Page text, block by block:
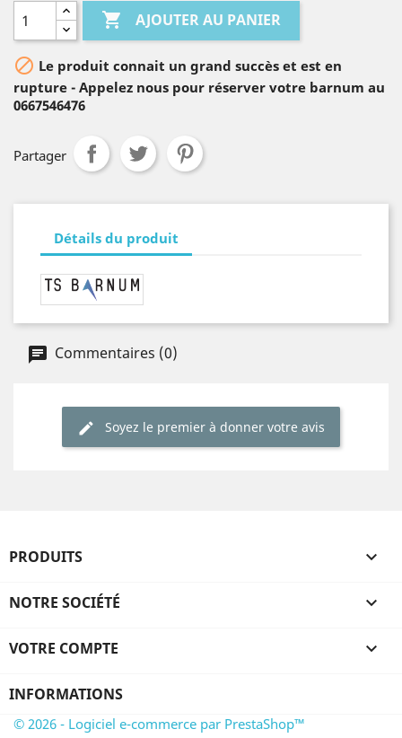
 AJOUTER AU PANIER
 Le produit connait un grand succès et est en
rupture - Appelez nous pour réserver votre barnum au
0667546476
Partager
Détails du produit
Commentaires (0)
Soyez le premier à donner votre avis
PRODUITS 
NOTRE SOCIÉTÉ 
VOTRE COMPTE 
INFORMATIONS
© 2026 - Logiciel e-commerce par PrestaShop™